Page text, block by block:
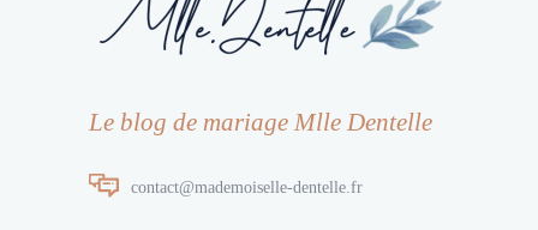
Le blog de mariage Mlle Dentelle
contact@mademoiselle-dentelle.fr